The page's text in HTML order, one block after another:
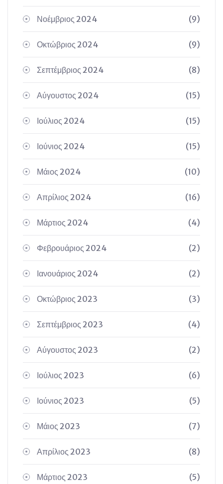
Νοέμβριος 2024 (9)
Οκτώβριος 2024 (9)
Σεπτέμβριος 2024 (8)
Αύγουστος 2024 (15)
Ιούλιος 2024 (15)
Ιούνιος 2024 (15)
Μάιος 2024 (10)
Απρίλιος 2024 (16)
Μάρτιος 2024 (4)
Φεβρουάριος 2024 (2)
Ιανουάριος 2024 (2)
Οκτώβριος 2023 (3)
Σεπτέμβριος 2023 (4)
Αύγουστος 2023 (2)
Ιούλιος 2023 (6)
Ιούνιος 2023 (5)
Μάιος 2023 (7)
Απρίλιος 2023 (8)
Μάρτιος 2023 (5)